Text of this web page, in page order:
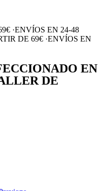
·ENVÍOS EN 24-48
DE 69€ ·ENVÍOS EN
EN
DE